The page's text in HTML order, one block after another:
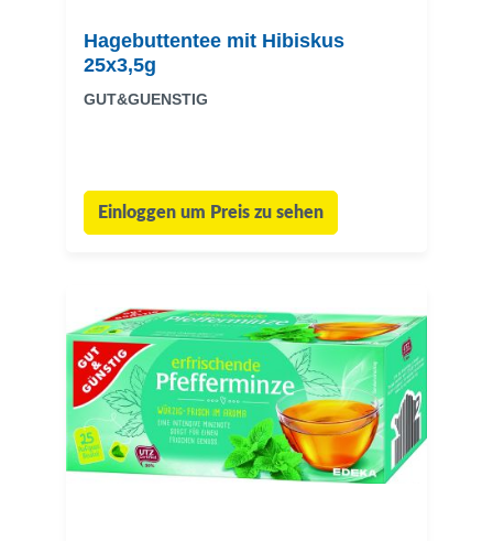
Hagebuttentee mit Hibiskus
25x3,5g
GUT&GUENSTIG
Einloggen um Preis zu sehen